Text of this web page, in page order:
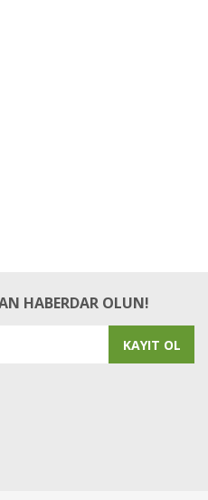
HABERDAR OLUN!
KAYIT OL